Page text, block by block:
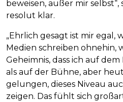
beweisen, außer mir
resolut klar.
„Ehrlich gesagt ist mir egal,
Medien schreiben ohnehin,
Geheimnis, dass ich auf
als auf der Bühne, aber
gelungen, dieses Niveau
zeigen. Das fühlt sich